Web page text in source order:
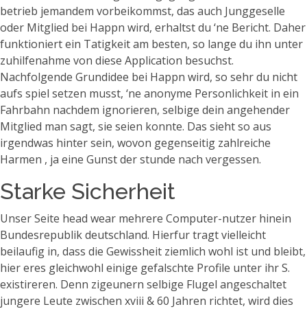
betrieb jemandem vorbeikommst, das auch Junggeselle
oder Mitglied bei Happn wird, erhaltst du ‘ne Bericht. Daher
funktioniert ein Tatigkeit am besten, so lange du ihn unter
zuhilfenahme von diese Application besuchst.
Nachfolgende Grundidee bei Happn wird, so sehr du nicht
aufs spiel setzen musst, ‘ne anonyme Personlichkeit in ein
Fahrbahn nachdem ignorieren, selbige dein angehender
Mitglied man sagt, sie seien konnte. Das sieht so aus
irgendwas hinter sein, wovon gegenseitig zahlreiche
Harmen , ja eine Gunst der stunde nach vergessen.
Starke Sicherheit
Unser Seite head wear mehrere Computer-nutzer hinein
Bundesrepublik deutschland. Hierfur tragt vielleicht
beilaufig in, dass die Gewissheit ziemlich wohl ist und bleibt,
hier eres gleichwohl einige gefalschte Profile unter ihr S.
existireren. Denn zigeunern selbige Flugel angeschaltet
jungere Leute zwischen xviii & 60 Jahren richtet, wird dies